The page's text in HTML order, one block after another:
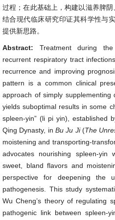
过程；在此基础上，构建以滋养脾
结合现代临床研究印证其科学性与
提供新思路。
Abstract: Treatment during
recurrent respiratory tract
recurrence and improving
pattern is a common clinical
approach of simply
yields suboptimal results in some
spleen-yin” (li pi yin), established
Qing Dynasty, in Bu Ju Ji(The
moistening and transporting-
advocates nourishing spleen-yin
sweet, bland flavors and
perspective for deepening the
pathogenesis. This study
Wu Cheng’s theory of regulating
pathogenic link between spleen-